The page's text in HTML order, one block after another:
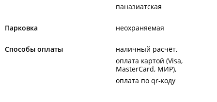
паназиатская
Парковка неохраняемая
Способы оплаты
наличный расчёт
оплата картой (Visa,
MasterCard, МИР)
оплата по qr-коду